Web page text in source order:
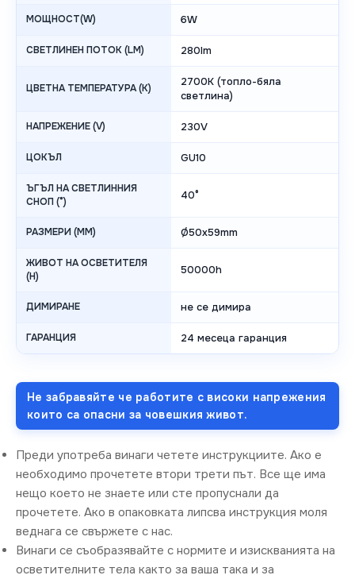
МОЩНОСТ(W) 6W
СВЕТЛИНЕН ПОТОК (LM) 280lm
ЦВЕТНА ТЕМПЕРАТУРА (K)
2700K (топло-бяла
светлина)
НАПРЕЖЕНИЕ (V) 230V
ЦОКЪЛ GU10
ЪГЪЛ НА СВЕТЛИННИЯ
СНОП (°)
40°
РАЗМЕРИ (MM) Ø50x59mm
ЖИВОТ НА ОСВЕТИТЕЛЯ
(H)
50000h
ДИМИРАНЕ не се димира
ГАРАНЦИЯ 24 месеца гаранция
Не забравяйте че работите с високи напрежения
които са опасни за човешкия живот.
Преди употреба винаги четете инструкциите. Ако е
необходимо прочетете втори трети път. Все ще има
нещо което не знаете или сте пропуснали да
прочетете. Ако в опаковката липсва инструкция моля
веднага се свържете с нас.
Винаги се съобразявайте с нормите и изискванията на
осветителните тела както за ваша така и за